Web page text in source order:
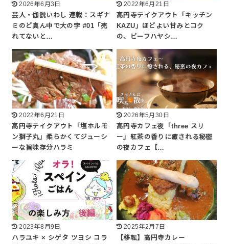
2026年6月3日
芸人・伽説いわし 連載：スギナ
ミのど真ん中で大の字 #01「売
れてないと…
2022年6月21日
高円寺テイクアウト「キッチン
KAZU」ほどよい甘みとコク
の、ビーフハヤシ…
2022年6月21日
高円寺テイクアウト「塩ホルモ
ン獅子丸」柔らかくてジューシ
ーな旨味存分ハラミ
2026年5月30日
高円寺カフェ夜「three スリ
ー」紅茶の香りに癒される秘密
の夜カフェ【…
2023年8月9日
ハラユキ × シゲタ ツヨシ コラ
2025年2月7日
【移転】高円寺カレー